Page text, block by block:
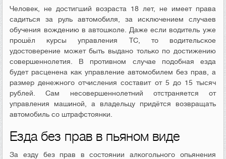
Человек, не достигший возраста 18 лет, не имеет права
садиться за руль автомобиля, за исключением случаев
обучения вождению в автошколе. Даже если водитель уже
прошёл курсы управления ТС, то водительское
удостоверение может быть выдано только по достижению
совершеннолетия. В противном случае подобная езда
будет расценена как управление автомобилем без прав, а
размер денежного отчисления составит от 5 до 15 тысяч
рублей. Сам несовершеннолетний отстраняется от
управления машиной, а владельцу придётся возвращать
автомобиль со штрафстоянки.
Езда без прав в пьяном виде
За езду без прав в состоянии алкогольного опьянения